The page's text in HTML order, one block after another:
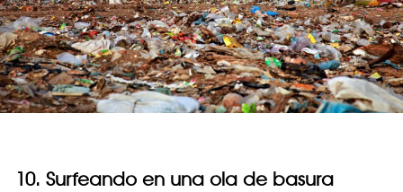
10. Surfeando en una ola de basura